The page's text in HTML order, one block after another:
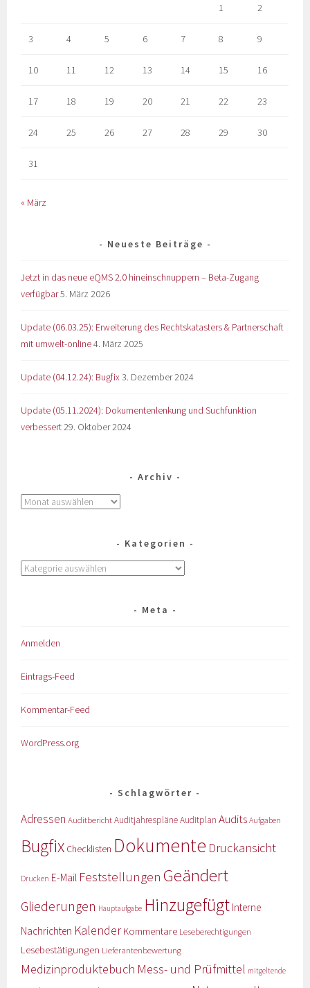
1 2
3 4 5 6 7 8 9
10 11 12 13 14 15 16
17 18 19 20 21 22 23
24 25 26 27 28 29 30
31
« März
Neueste Beiträge
Jetzt in das neue eQMS 2.0 hineinschnuppern – Beta-Zugang
verfügbar5. März 2026
Update (06.03.25): Erweiterung des Rechtskatasters & Partnerschaft
mit umwelt-online4. März 2025
Update (04.12.24): Bugfix3. Dezember 2024
Update (05.11.2024): Dokumentenlenkung und Suchfunktion
verbessert29. Oktober 2024
Archiv
Kategorien
Meta
Anmelden
Eintrags-Feed
Kommentar-Feed
WordPress.org
Schlagwörter
Adressen AuditberichtAuditjahrespläneAuditplan Audits Aufgaben
Bugfix Checklisten Dokumente Druckansicht
Drucken E-Mail Feststellungen Geändert
Gliederungen Hauptaufgabe Hinzugefügt Interne
Nachrichten KalenderKommentare Leseberechtigungen
Lesebestätigungen Lieferantenbewertung
Medizinproduktebuch Mess- und Prüfmittel mitgeltende